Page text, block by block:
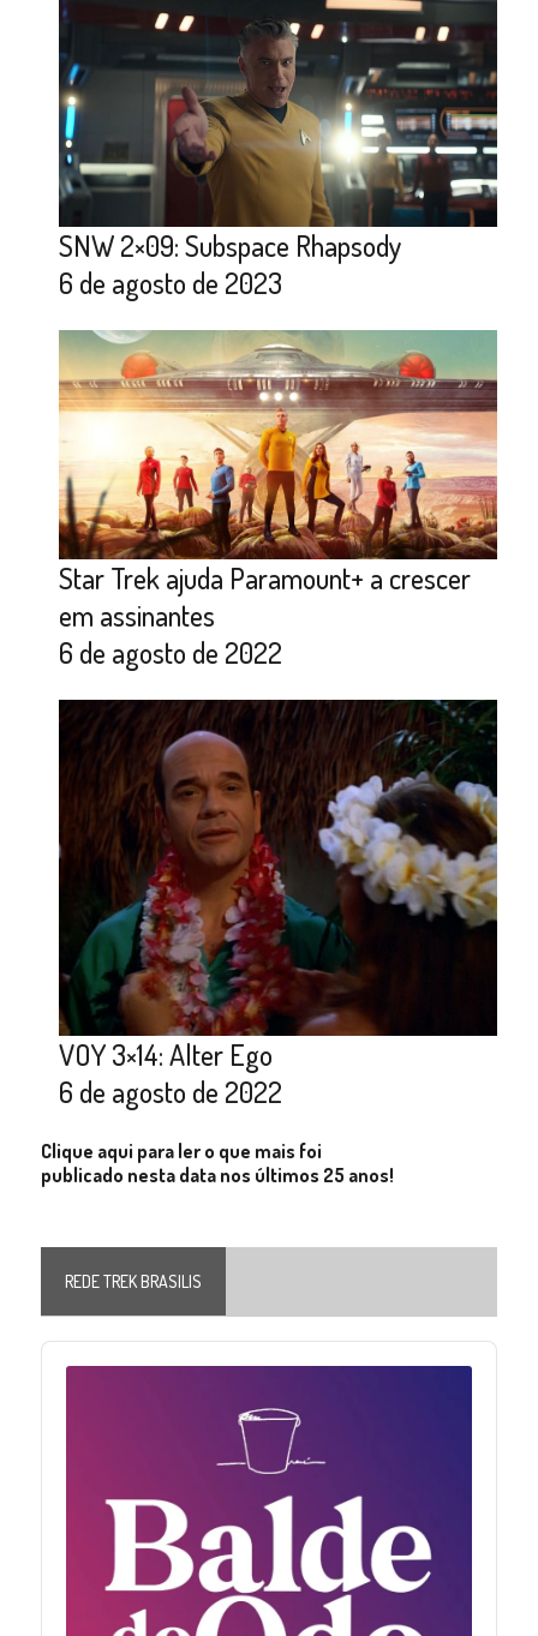
SNW 2×09: Subspace Rhapsody
6 de agosto de 2023
Star Trek ajuda Paramount+ a crescer
em assinantes
6 de agosto de 2022
VOY 3×14: Alter Ego
6 de agosto de 2022
Clique aqui para ler o que mais foi
publicado nesta data nos últimos 25 anos!
REDE TREK BRASILIS
Audio
Player